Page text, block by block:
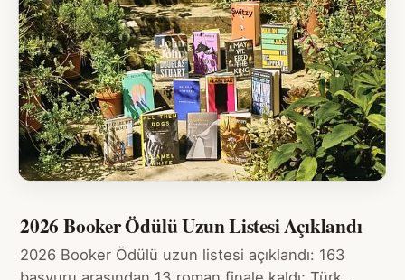
2026 Booker Ödülü Uzun Listesi Açıklandı
2026 Booker Ödülü uzun listesi açıklandı: 163